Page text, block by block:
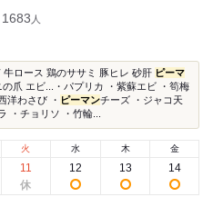
1683 人
牛ロース 鶏のササミ 豚ヒレ 砂肝 ピーマ
爪 エビ...・パプリカ ・紫蘇エビ ・筍梅
洋わさび ・ ピーマンチーズ ・ジャコ天
・チョリソ ・竹輪...
火
11
水
12
木
13
金
14